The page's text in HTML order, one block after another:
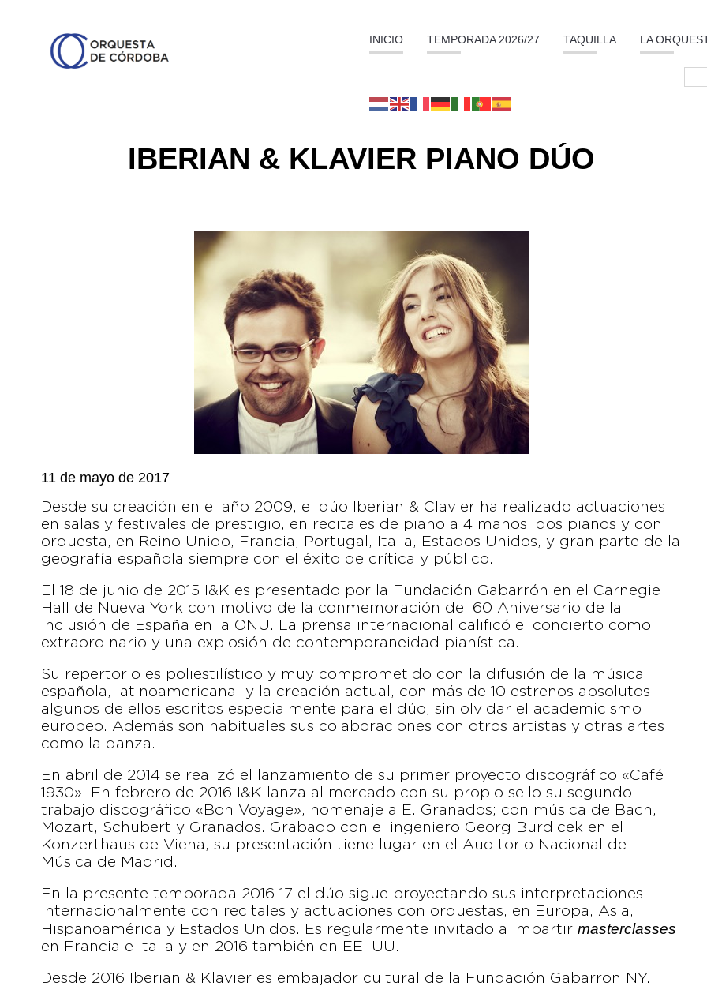
INICIO TEMPORADA 2026/27 TAQUILLA LA
IBERIAN & KLAVIER PIANO DÚO
11 de mayo de 2017
Desde su creación en el año 2009, el dúo Iberian & Clavier ha realizado actuaciones
en salas y festivales de prestigio, en recitales de piano a 4 manos, dos pianos y con
orquesta, en Reino Unido, Francia, Portugal, Italia, Estados Unidos, y gran parte de la
geografía española siempre con el éxito de crítica y público.
El 18 de junio de 2015 I&K es presentado por la Fundación Gabarrón en el Carnegie
Hall de Nueva York con motivo de la conmemoración del 60 Aniversario de la
Inclusión de España en la ONU. La prensa internacional calificó el concierto como
extraordinario y una explosión de contemporaneidad pianística.
Su repertorio es poliestilístico y muy comprometido con la difusión de la música
española, latinoamericana y la creación actual, con más de 10 estrenos absolutos
algunos de ellos escritos especialmente para el dúo, sin olvidar el academicismo
europeo. Además son habituales sus colaboraciones con otros artistas y otras artes
como la danza.
En abril de 2014 se realizó el lanzamiento de su primer proyecto discográfico «Café
1930». En febrero de 2016 I&K lanza al mercado con su propio sello su segundo
trabajo discográfico «Bon Voyage», homenaje a E. Granados; con música de Bach,
Mozart, Schubert y Granados. Grabado con el ingeniero Georg Burdicek en el
Konzerthaus de Viena, su presentación tiene lugar en el Auditorio Nacional de
Música de Madrid.
En la presente temporada 2016-17 el dúo sigue proyectando sus interpretaciones
internacionalmente con recitales y actuaciones con orquestas, en Europa, Asia,
Hispanoamérica y Estados Unidos. Es regularmente invitado a impartir masterclasses
en Francia e Italia y en 2016 también en EE. UU.
Desde 2016 Iberian & Klavier es embajador cultural de la Fundación Gabarron NY.